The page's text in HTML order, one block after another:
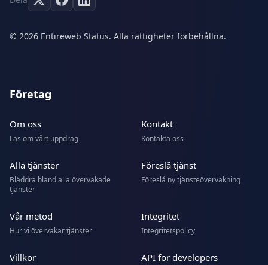
© 2026 Entireweb Status. Alla rättigheter förbehållna.
Företag
Om oss
Läs om vårt uppdrag
Kontakt
Kontakta oss
Alla tjänster
Bläddra bland alla övervakade
tjänster
Föreslå tjänst
Föreslå ny tjänsteövervakning
Vår metod
Hur vi övervakar tjänster
Integritet
Integritetspolicy
Villkor API for developers